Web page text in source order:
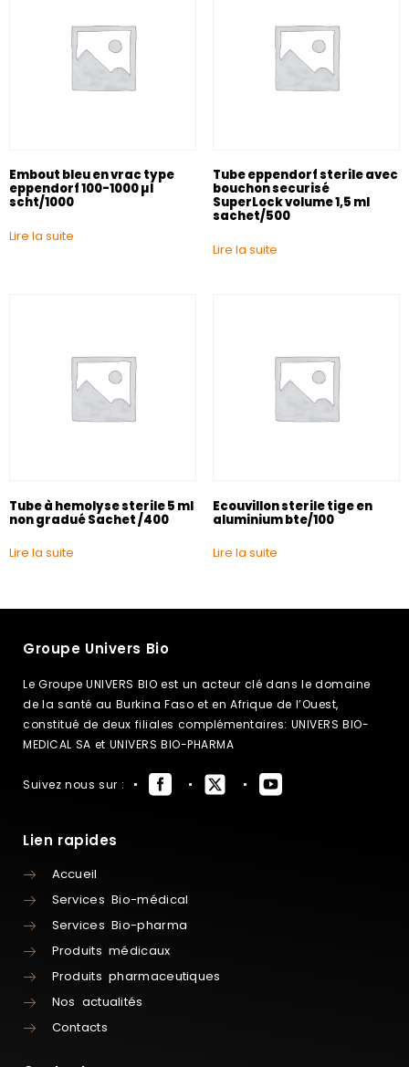
Embout bleu en vrac type
eppendorf 100-1000 µl
scht/1000
Lire la suite
Tube eppendorf sterile avec
bouchon securisé
SuperLock volume 1,5 ml
sachet/500
Lire la suite
Tube à hemolyse sterile 5 ml
non gradué Sachet /400
Lire la suite
Ecouvillon sterile tige en
aluminium bte/100
Lire la suite
Groupe Univers Bio
Le Groupe UNIVERS BIO est un acteur clé dans le domaine
de la santé au Burkina Faso et en Afrique de l’Ouest,
constitué de deux filiales complémentaires: UNIVERS BIO-
MEDICAL SA et UNIVERS BIO-PHARMA
Suivez nous sur :
Lien rapides
Accueil
Services Bio-médical
Services Bio-pharma
Produits médicaux
Produits pharmaceutiques
Nos actualités
Contacts